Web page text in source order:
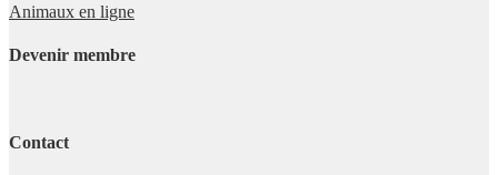
Animaux en ligne
Devenir membre
Contact